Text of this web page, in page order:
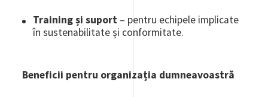
Training și suport – pentru echipele implicate
în sustenabilitate și conformitate.
Beneficii pentru organizația dumneavoastră